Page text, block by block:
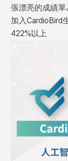
張漂亮的成績
加入CardioBird
422%以上